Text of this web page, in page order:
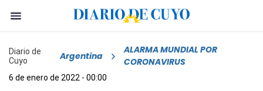
Diario de
Cuyo
Argentina
ALARMA MUNDIAL POR
CORONAVIRUS
6 de enero de 2022 - 00:00